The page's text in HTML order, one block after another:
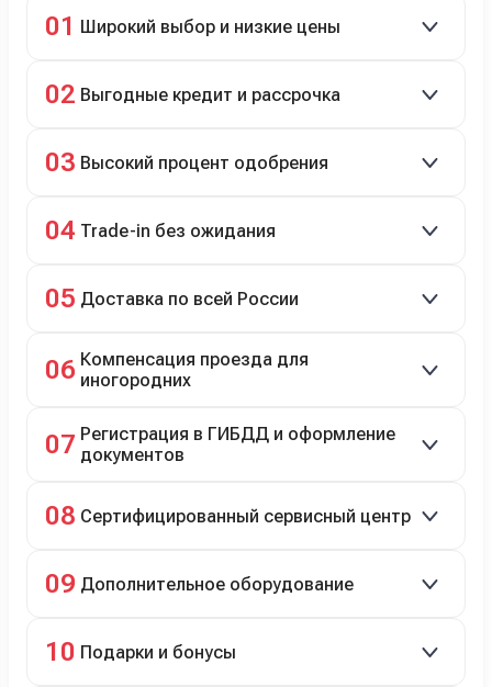
01 Широкий выбор и низкие цены
подержанные авто.
02 Выгодные кредит и рассрочка
рассрочка 0% на 2 года при первом взносе 35–50%.
03 Высокий процент одобрения
04 Trade-in без ожидания
05 Доставка по всей России
06 Компенсация проезда для
иногородних
07 Регистрация в ГИБДД и оформление
документов
08 Сертифицированный сервисный центр
технический ремонт.
09 Дополнительное оборудование
10 Подарки и бонусы